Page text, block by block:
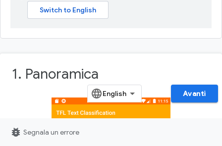
1. Panoramica
Avanti
bug_report Segnala un errore